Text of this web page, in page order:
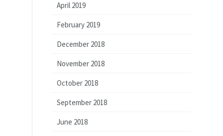
April 2019
February 2019
December 2018
November 2018
October 2018
September 2018
June 2018